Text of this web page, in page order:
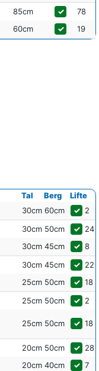
85cm ✓
78
60cm ✓ 19
Tal Berg
Lifte
30cm 60cm ✓ 2
30cm 50cm ✓ 24
30cm 45cm ✓ 8
30cm 45cm ✓ 22
25cm 50cm ✓ 18
25cm 50cm ✓ 2
25cm 50cm ✓ 18
20cm 50cm ✓ 28
20cm 40cm ✓ 7